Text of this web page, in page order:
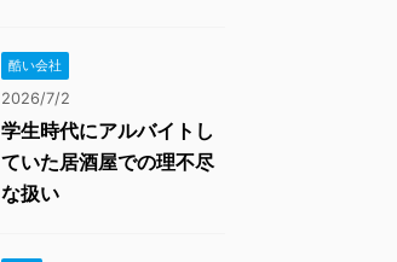
酷い会社
2026/7/2
学生時代にアルバイトし
ていた居酒屋での理不尽
な扱い